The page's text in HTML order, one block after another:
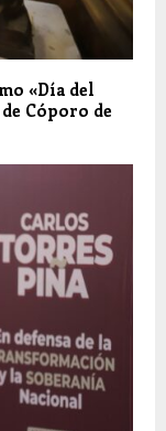
«Día del
Cóporo de